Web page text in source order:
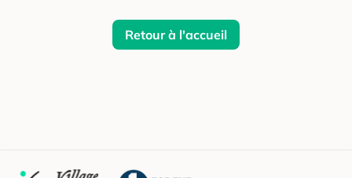
Retour à l'accueil